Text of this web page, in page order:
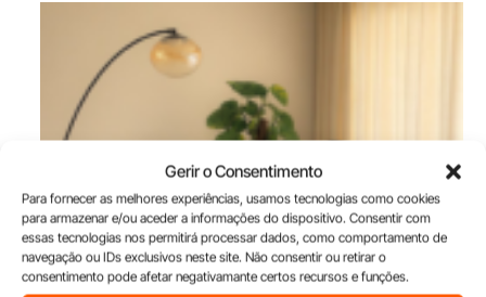
Gerir o Consentimento
Para fornecer as melhores experiências, usamos tecnologias como cookies
para armazenar e/ou aceder a informações do dispositivo. Consentir com
essas tecnologias nos permitirá processar dados, como comportamento de
navegação ou IDs exclusivos neste site. Não consentir ou retirar o
consentimento pode afetar negativamante certos recursos e funções.